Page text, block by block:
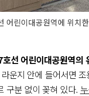
어린이대공원역에 위치
선 어린이대공원역의
운지 안에 들어서면
구분 없이 꽂혀 있다.